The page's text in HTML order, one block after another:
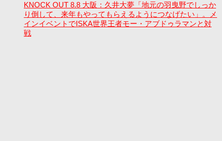
KNOCK OUT 8.8 大阪：久井大夢「地元の羽曳野でしっか
り倒して、来年もやってもらえるようにつなげたい」。メ
インイベントでISKA世界王者モー・アブドゥラマンと対
戦